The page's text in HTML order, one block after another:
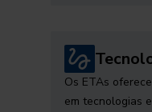
Os ETAs
em tecnologias